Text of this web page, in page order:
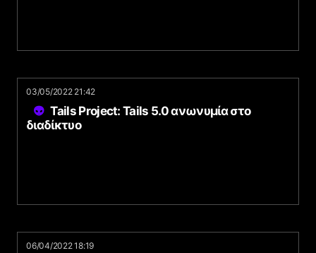
03/05/2022 21:42
Tails Project: Tails 5.0 ανωνυμία στο
διαδίκτυο
06/04/2022 18:19